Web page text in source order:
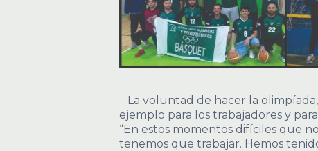
La voluntad de hacer la
ejemplo para los trabajadores y
“En estos momentos difíciles que
tenemos que trabajar. Hemos